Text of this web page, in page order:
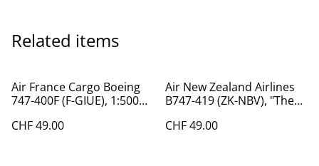
Related items
Air France Cargo Boeing
747-400F (F-GIUE), 1:500
CHF 49.00
Air New Zealand Airlines
B747-419 (ZK-NBV), "The
CHF 49.00